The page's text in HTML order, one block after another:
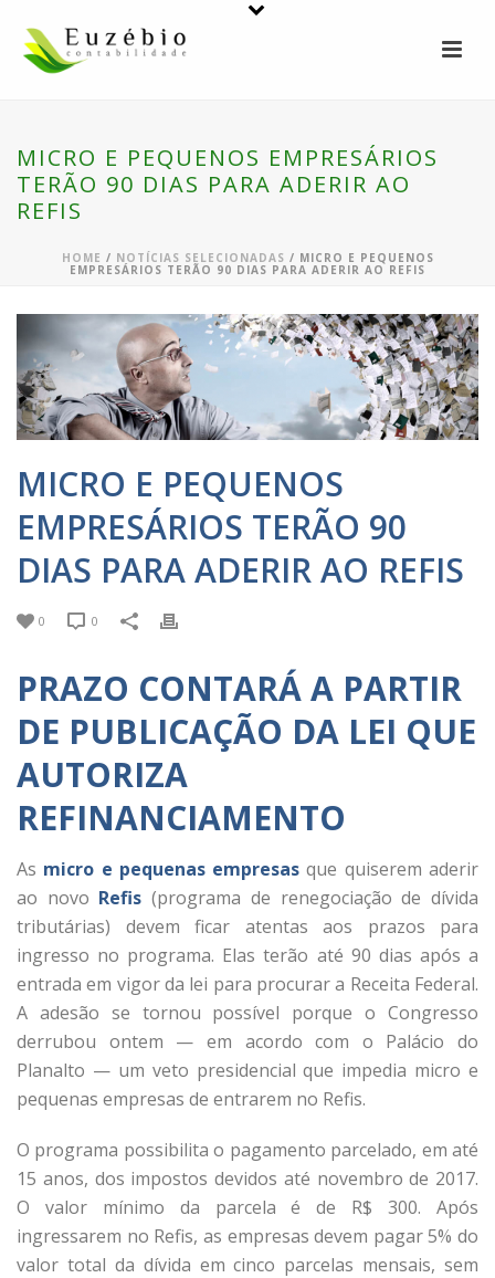
MICRO E PEQUENOS EMPRESÁRIOS
TERÃO 90 DIAS PARA ADERIR AO
REFIS
HOME / NOTÍCIAS SELECIONADAS / MICRO E PEQUENOS
EMPRESÁRIOS TERÃO 90 DIAS PARA ADERIR AO REFIS
MICRO E PEQUENOS
EMPRESÁRIOS TERÃO 90
DIAS PARA ADERIR AO REFIS
0 0
PRAZO CONTARÁ A PARTIR
DE PUBLICAÇÃO DA LEI QUE
AUTORIZA
REFINANCIAMENTO
As micro e pequenas empresas que quiserem aderir
ao novo Refis (programa de renegociação de dívida
tributárias) devem ficar atentas aos prazos para
ingresso no programa. Elas terão até 90 dias após a
entrada em vigor da lei para procurar a Receita Federal.
A adesão se tornou possível porque o Congresso
derrubou ontem — em acordo com o Palácio do
Planalto — um veto presidencial que impedia micro e
pequenas empresas de entrarem no Refis.
O programa possibilita o pagamento parcelado, em até
15 anos, dos impostos devidos até novembro de 2017.
O valor mínimo da parcela é de R$ 300. Após
ingressarem no Refis, as empresas devem pagar 5% do
valor total da dívida em cinco parcelas mensais, sem